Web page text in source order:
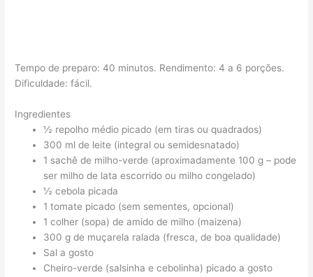
Tempo de preparo: 40 minutos. Rendimento: 4 a 6 porções.
Dificuldade: fácil.
Ingredientes
½ repolho médio picado (em tiras ou quadrados)
300 ml de leite (integral ou semidesnatado)
1 sachê de milho-verde (aproximadamente 100 g – pode
ser milho de lata escorrido ou milho congelado)
½ cebola picada
1 tomate picado (sem sementes, opcional)
1 colher (sopa) de amido de milho (maizena)
300 g de muçarela ralada (fresca, de boa qualidade)
Sal a gosto
Cheiro-verde (salsinha e cebolinha) picado a gosto